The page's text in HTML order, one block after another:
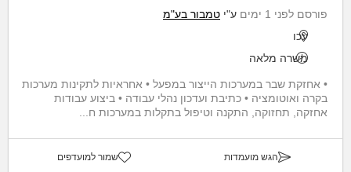
פורסם לפני 1 ימים ע"י טמבור בע"מ
עכו
משרה מלאה
• אחזקת שבר במערכות הייצור במפעל • אחראיות לתקינות מערכות
בקרה ואוטומציה • כתיבת ועדכון נהלי עבודה • ביצוע עבודות
אחזקה, תחזוקה, התקנה וטיפול בתקלות במערכות ח...
הגש מועמדות שמור למועדפים